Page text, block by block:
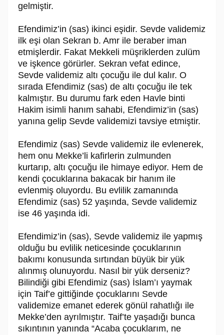
gelmiştir.
Efendimiz’in (sas) ikinci eşidir. Sevde validemiz
ilk eşi olan Sekran b. Amr ile beraber iman
etmişlerdir. Fakat Mekkeli müşriklerden zulüm
ve işkence görürler. Sekran vefat edince,
Sevde validemiz altı çocuğu ile dul kalır. O
sırada Efendimiz (sas) de altı çocuğu ile tek
kalmıştır. Bu durumu fark eden Havle binti
Hakim isimli hanım sahabi, Efendimiz’in (sas)
yanına gelip Sevde validemizi tavsiye etmiştir.
Efendimiz (sas) Sevde validemiz ile evlenerek,
hem onu Mekke’li kafirlerin zulmunden
kurtarıp, altı çocuğu ile himaye ediyor. Hem de
kendi çocuklarına bakacak bir hanım ile
evlenmiş oluyordu. Bu evlilik zamanında
Efendimiz (sas) 52 yaşında, Sevde validemiz
ise 46 yaşında idi.
Efendimiz’in (sas), Sevde validemiz ile yapmış
olduğu bu evlilik neticesinde çocuklarının
bakımı konusunda sırtından büyük bir yük
alınmış olunuyordu. Nasıl bir yük derseniz?
Bilindiği gibi Efendimiz (sas) İslam’ı yaymak
için Taif’e gittiğinde çocuklarını Sevde
validemize emanet ederek gönül rahatlığı ile
Mekke’den ayrılmıştır. Taif’te yaşadığı bunca
sıkıntının yanında “Acaba çocuklarım, ne